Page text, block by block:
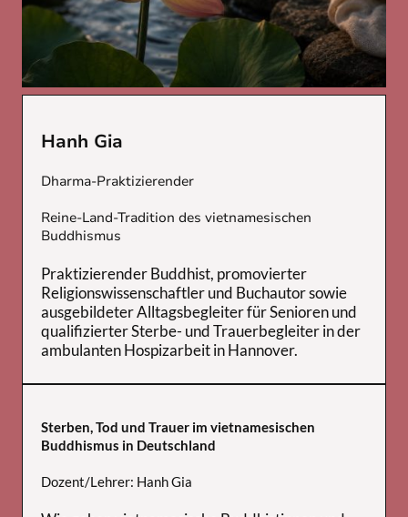
Hanh Gia
Dharma-Praktizierender
Reine-Land-Tradition des vietnamesischen
Buddhismus
Praktizierender Buddhist, promovierter
Religionswissenschaftler und Buchautor sowie
ausgebildeter Alltagsbegleiter für Senioren und
qualifizierter Sterbe- und Trauerbegleiter in der
ambulanten Hospizarbeit in Hannover.
Sterben, Tod und Trauer im vietnamesischen
Buddhismus in Deutschland
Dozent/Lehrer: Hanh Gia